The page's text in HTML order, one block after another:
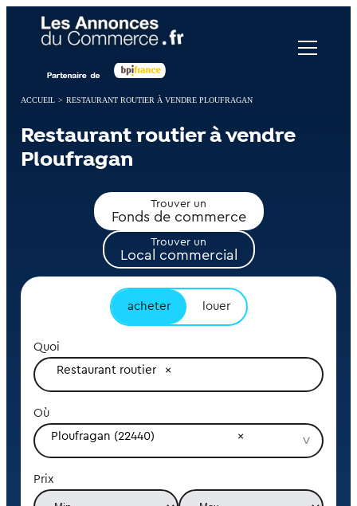
ACCUEIL > RESTAURANT ROUTIER À VENDRE PLOUFRAGAN
Restaurant routier à vendre
Ploufragan
Trouver un
Fonds de commerce
Trouver un
Local commercial
acheter louer
Quoi
Restaurant routier
Où
Ploufragan (22440)
Prix
Panneau de gestion des cookies